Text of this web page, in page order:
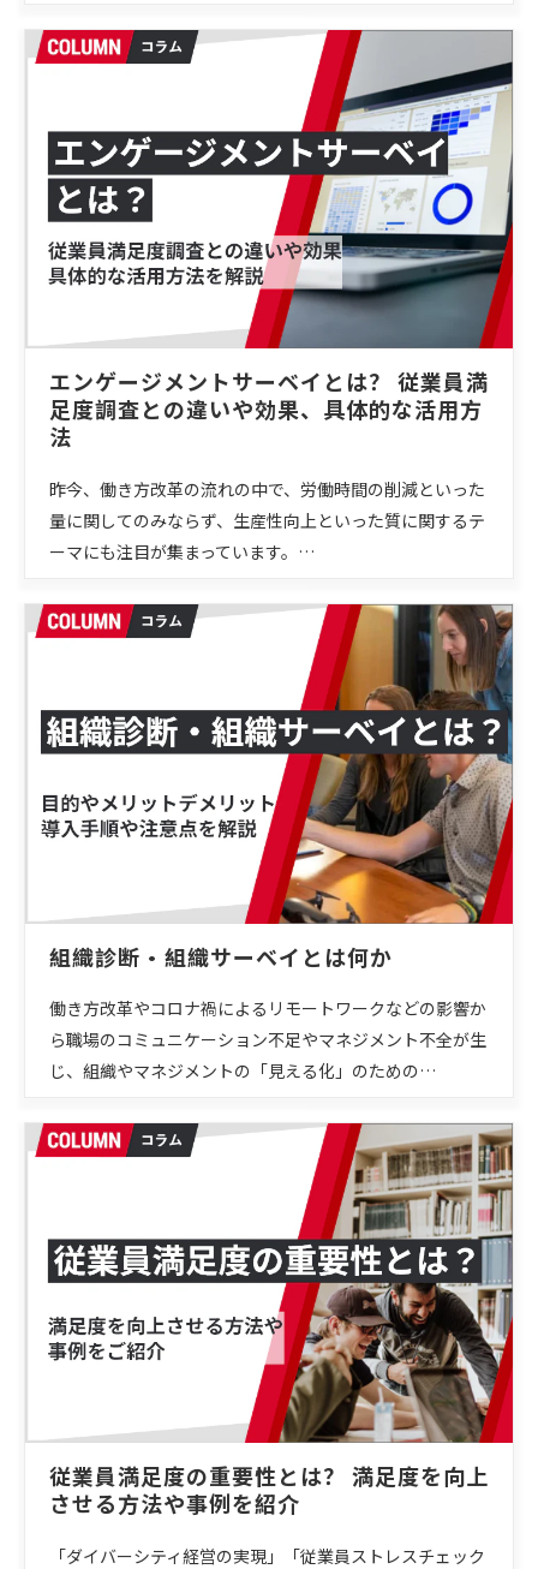
エンゲージメントサーベイとは？ 従業員満
足度調査との違いや効果、具体的な活用方
法
昨今、働き方改革の流れの中で、労働時間の削減といった
量に関してのみならず、生産性向上といった質に関するテ
ーマにも注目が集まっています。…
組織診断・組織サーベイとは何か
働き方改革やコロナ禍によるリモートワークなどの影響か
ら職場のコミュニケーション不足やマネジメント不全が生
じ、組織やマネジメントの「見える化」のための…
従業員満足度の重要性とは？ 満足度を向上
させる方法や事例を紹介
「ダイバーシティ経営の実現」「従業員ストレスチェック